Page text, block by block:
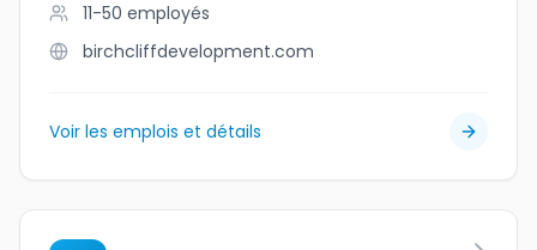
11-50 employés
birchcliffdevelopment.com
Voir les emplois et détails